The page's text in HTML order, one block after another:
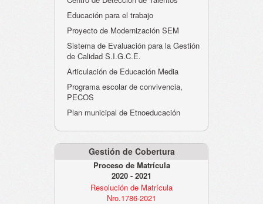
Educación para el trabajo
Proyecto de Modernización SEM
Sistema de Evaluación para la Gestión
de Calidad S.I.G.C.E.
Articulación de Educación Media
Programa escolar de convivencia,
PECOS
Plan municipal de Etnoeducación
Gestión de Cobertura
Proceso de Matrícula
2020 - 2021
Resolución de Matrícula
Nro.1786-2021